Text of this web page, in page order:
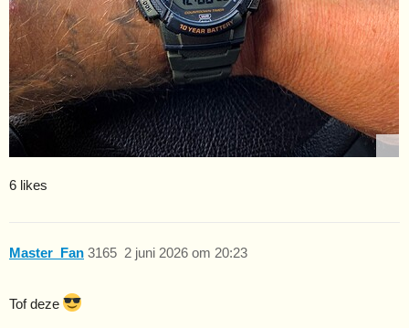
6 likes
Master_Fan 2 juni 2026 om 20:23
3165
Tof deze